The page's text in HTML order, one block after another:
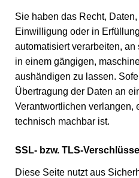
Sie haben das Recht,
Einwilligung oder in
automatisiert verarbeiten,
in einem gängigen,
aushändigen zu lassen.
Übertragung der Daten an
Verantwortlichen verlangen,
technisch machbar ist.
SSL- bzw. TLS-
Diese Seite nutzt aus